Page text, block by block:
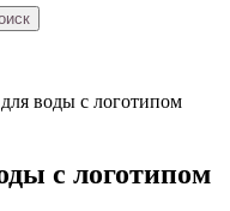
воды с логотипом
с логотипом